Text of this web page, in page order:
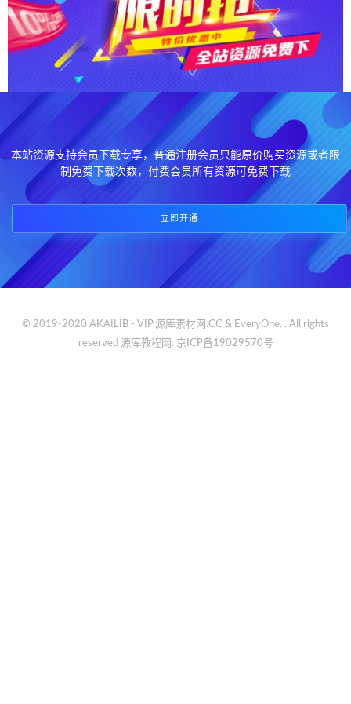
本站资源支持会员下载专享，普通注册会员只能原价购买资源或者限
制免费下载次数，付费会员所有资源可免费下载
立即开通
© 2019-2020 AKAILIB - VIP.源库素材网.CC & EveryOne. . All rights
reserved 源库教程网. 京ICP备19029570号